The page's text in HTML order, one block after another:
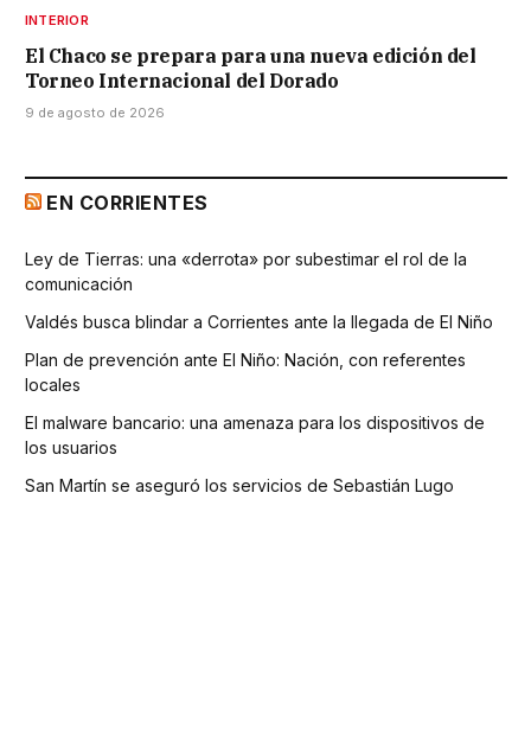
INTERIOR
El Chaco se prepara para una nueva edición del
Torneo Internacional del Dorado
9 de agosto de 2026
EN CORRIENTES
Ley de Tierras: una «derrota» por subestimar el rol de la
comunicación
Valdés busca blindar a Corrientes ante la llegada de El Niño
Plan de prevención ante El Niño: Nación, con referentes
locales
El malware bancario: una amenaza para los dispositivos de
los usuarios
San Martín se aseguró los servicios de Sebastián Lugo